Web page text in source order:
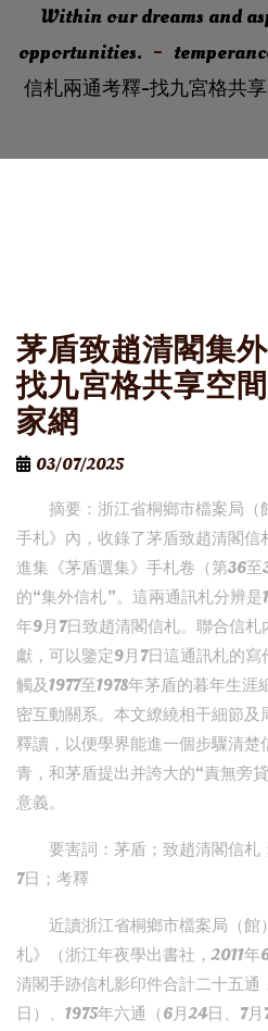
Within our dreams and
opportunities.
信札兩通考釋-找九宮格共
茅盾致趙清閣集
找九宮格共享空
家網
03/07/2025
摘要：浙江省桐鄉市檔案局
手札》內，收錄了茅盾致趙清閣
進集《茅盾選集》手札卷（第36
的“集外信札”。這兩通訊札分辨是
年9月7日致趙清閣信札。聯合信
獻，可以鑒定9月7日這通訊札的寫
觸及1977至1978年茅盾的暮年生
密互動關系。本文繚繞相干細節
釋讀，以便學界能進一個步驟清
青，和茅盾提出并誇大的“責無旁
意義。
要害詞：茅盾；致趙清閣信札
7日；考釋
近讀浙江省桐鄉市檔案局（
札》（浙江年夜學出書社，2011
清閣手跡信札影印件合計二十五通
日）、1975年六通（6月24日、7